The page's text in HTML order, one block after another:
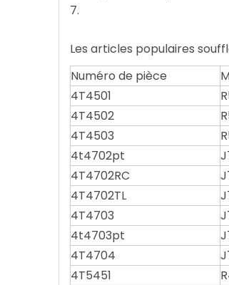
7.
Les articles populaires
Numéro de pièce
4T4501
4T4502
4T4503
4t4702pt
4T4702RC
4T4702TL
4T4703
4t4703pt
4T4704
4T5451